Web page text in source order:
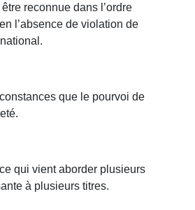
reconnue dans l’ordre
l’absence de violation de
que le pourvoi de
qui vient aborder plusieurs
à plusieurs titres.